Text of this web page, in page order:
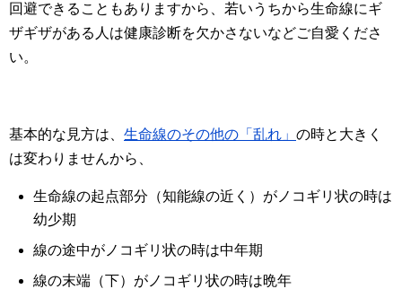
回避できることもありますから、若いうちから生命線にギ
ザギザがある人は健康診断を欠かさないなどご自愛くださ
い。
基本的な見方は、 生命線のその他の「乱れ」 の時と大きく
は変わりませんから、
生命線の起点部分（知能線の近く）がノコギリ状の時は
幼少期
線の途中がノコギリ状の時は中年期
線の末端（下）がノコギリ状の時は晩年